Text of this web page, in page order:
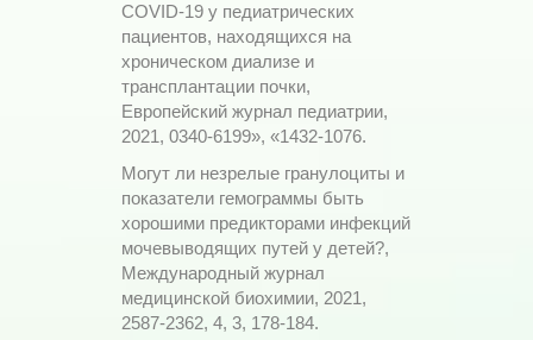
COVID-19 у педиатрических
пациентов, находящихся на
хроническом диализе и
трансплантации почки,
Европейский журнал педиатрии,
2021, 0340-6199», «1432-1076.
Могут ли незрелые гранулоциты и
показатели гемограммы быть
хорошими предикторами инфекций
мочевыводящих путей у детей?,
Международный журнал
медицинской биохимии, 2021,
2587-2362, 4, 3, 178-184.